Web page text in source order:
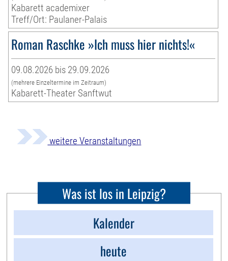
Kabarett academixer
Treff/Ort: Paulaner-Palais
Roman Raschke »Ich muss hier nichts!«
09.08.2026 bis 29.09.2026
(mehrere Einzeltermine im Zeitraum)
Kabarett-Theater Sanftwut
weitere Veranstaltungen
Was ist los in Leipzig?
Kalender
heute